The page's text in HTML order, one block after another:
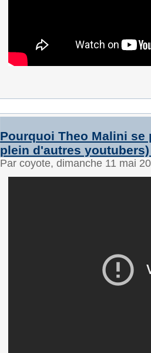
Pourquoi Theo Malini se
plein d'autres
Par coyote, dimanche 11 mai